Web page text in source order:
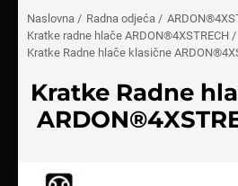
Naslovna / Radna odjeća /
Kratke radne hlače ARDON®4XSTRECH /
Kratke Radne hlače klasične
Kratke Radne